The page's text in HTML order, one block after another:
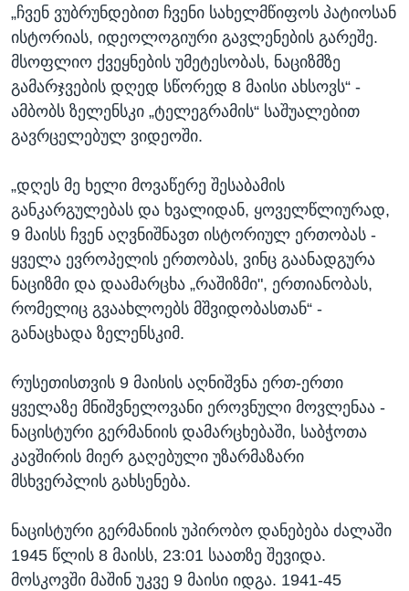
„ჩვენ ვუბრუნდებით ჩვენი სახელმწიფოს პატიოსან
ისტორიას, იდეოლოგიური გავლენების გარეშე.
მსოფლიო ქვეყნების უმეტესობას, ნაციზმზე
გამარჯვების დღედ სწორედ 8 მაისი ახსოვს“ -
ამბობს ზელენსკი „ტელეგრამის“ საშუალებით
გავრცელებულ ვიდეოში.
„დღეს მე ხელი მოვაწერე შესაბამის
განკარგულებას და ხვალიდან, ყოველწლიურად,
9 მაისს ჩვენ აღვნიშნავთ ისტორიულ ერთობას -
ყველა ევროპელის ერთობას, ვინც გაანადგურა
ნაციზმი და დაამარცხა „რაშიზმი", ერთიანობას,
რომელიც გვაახლოებს მშვიდობასთან“ -
განაცხადა ზელენსკიმ.
რუსეთისთვის 9 მაისის აღნიშვნა ერთ-ერთი
ყველაზე მნიშვნელოვანი ეროვნული მოვლენაა -
ნაცისტური გერმანიის დამარცხებაში, საბჭოთა
კავშირის მიერ გაღებული უზარმაზარი
მსხვერპლის გახსენება.
ნაცისტური გერმანიის უპირობო დანებება ძალაში
1945 წლის 8 მაისს, 23:01 საათზე შევიდა.
მოსკოვში მაშინ უკვე 9 მაისი იდგა. 1941-45